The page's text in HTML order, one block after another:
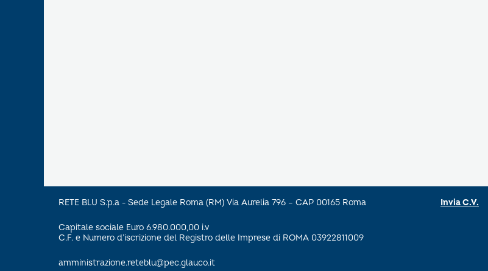
RETE BLU S.p.a - Sede Legale Roma (RM) Via Aurelia 796 – CAP 00165 Roma
Capitale sociale Euro 6.980.000,00 i.v
C.F. e Numero d’iscrizione del Registro delle Imprese di ROMA 03922811009
amministrazione.reteblu@pec.glauco.it
Invia C.V.